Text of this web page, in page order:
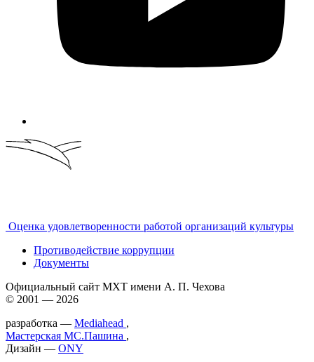
Оценка удовлетворенности работой организаций культуры
Противодействие коррупции
Документы
Официальный сайт МХТ имени А. П. Чехова
© 2001 — 2026
разработка — Mediahead ,
Мастерская МС.Пашина ,
Дизайн — ONY